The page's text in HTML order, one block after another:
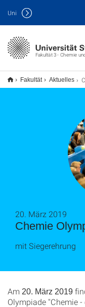
Fakultät 3 - Chemie
Uni
Fakultät Aktuelles
Chemie
20. März 2019
mit Siegerehrung
Am 20. März 2019
Olympiade "Chemie